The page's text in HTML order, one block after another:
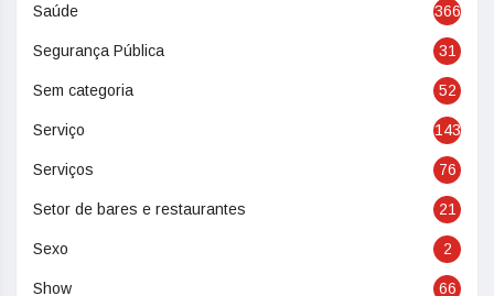
Saúde 366
Segurança Pública 31
Sem categoria 52
Serviço 143
Serviços 76
Setor de bares e restaurantes 21
Sexo 2
Show 66